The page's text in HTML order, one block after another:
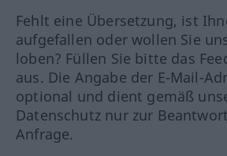
Fehlt eine Übersetzung, ist
aufgefallen oder wollen Sie
loben? Füllen Sie bitte das
aus. Die Angabe der E-Mail-
optional und dient gemäß
Datenschutz nur zur
Anfrage.